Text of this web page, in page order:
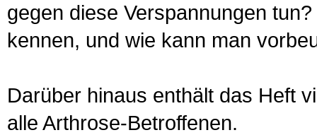
gegen diese Verspannungen
kennen, und wie kann man
Darüber hinaus enthält das Heft
alle Arthrose-Betroffenen.